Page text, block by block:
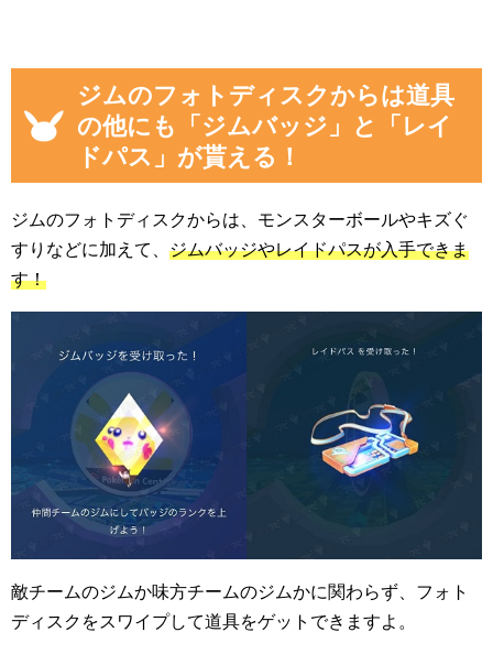
ジムのフォトディスクからは道具
の他にも「ジムバッジ」と「レイ
ドパス」が貰える！
ジムのフォトディスクからは、モンスターボールやキズぐ
すりなどに加えて、 ジムバッジやレイドパスが入手できま
す！
敵チームのジムか味方チームのジムかに関わらず、フォト
ディスクをスワイプして道具をゲットできますよ。